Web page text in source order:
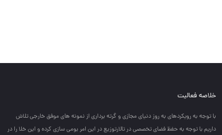
خلاصه فعالیت
با توجه به رويكردهاي به روز دنياي مجازي و گرته برداري از نمونه هاي موفق خارجي تلاش
داريم با توجه به حفظ فضاي تخصصي در تالارتوزيع در اين امر بومي سازي كرده و اين خلا را در